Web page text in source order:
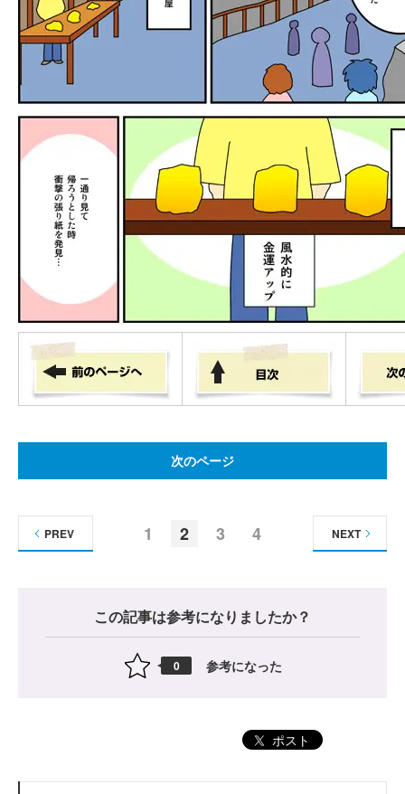
次のページ
1 2 3 4
PREV NEXT
この記事は参考になりましたか？
0 参考になった
ポスト